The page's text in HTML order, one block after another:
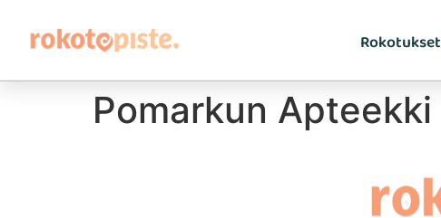
Rokotukset
Pomarkun Apteekki